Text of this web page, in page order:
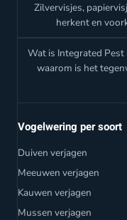
Zilvervisjes,
herkent en
Wat is Integrated Pest
waarom is het
Vogelwering per soort
Duiven verjagen
Meeuwen verjagen
Kauwen verjagen
Mussen verjagen